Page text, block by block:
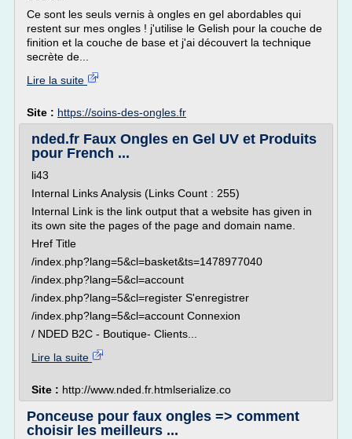
Ce sont les seuls vernis à ongles en gel abordables qui
restent sur mes ongles ! j'utilise le Gelish pour la couche de
finition et la couche de base et j'ai découvert la technique
secrète de...
Lire la suite
Site : https://soins-des-ongles.fr
nded.fr Faux Ongles en Gel UV et Produits
pour French ...
li43
Internal Links Analysis (Links Count : 255)
Internal Link is the link output that a website has given in
its own site the pages of the page and domain name.
Href Title
/index.php?lang=5&cl=basket&ts=1478977040
/index.php?lang=5&cl=account
/index.php?lang=5&cl=register S'enregistrer
/index.php?lang=5&cl=account Connexion
/ NDED B2C - Boutique- Clients...
Lire la suite
Site : http://www.nded.fr.htmlserialize.co
Ponceuse pour faux ongles => comment
choisir les meilleurs ...